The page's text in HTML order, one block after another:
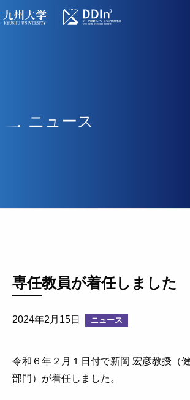
to
日本語
ニュース
専任教員が着任しました
2024年2月15日 ニュース
令和６年２月１日付で新岡 宏彦教授（
部門）が着任しました。